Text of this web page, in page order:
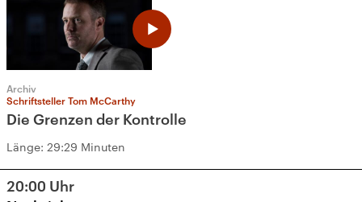
Archiv
Schriftsteller Tom McCarthy
Die Grenzen der Kontrolle
Länge: 29:29 Minuten
20:00 Uhr